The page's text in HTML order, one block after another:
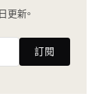
更新。
訂閱